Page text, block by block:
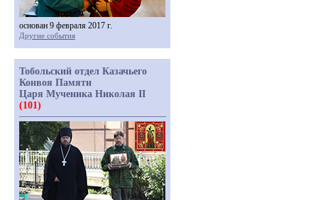
основан 9 февраля 2017 г.
Другие события
Тобольский отдел Казачьего
Конвоя Памяти
Царя Мученика Николая II
(101)